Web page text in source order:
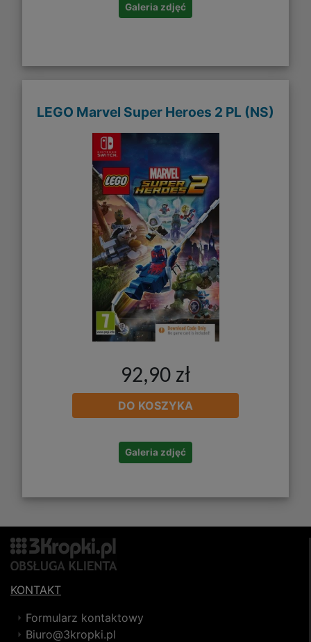
Galeria zdjęć
LEGO Marvel Super Heroes 2 PL (NS)
92,90 zł
DO KOSZYKA
Galeria zdjęć
KONTAKT
Formularz kontaktowy
Biuro@3kropki.pl